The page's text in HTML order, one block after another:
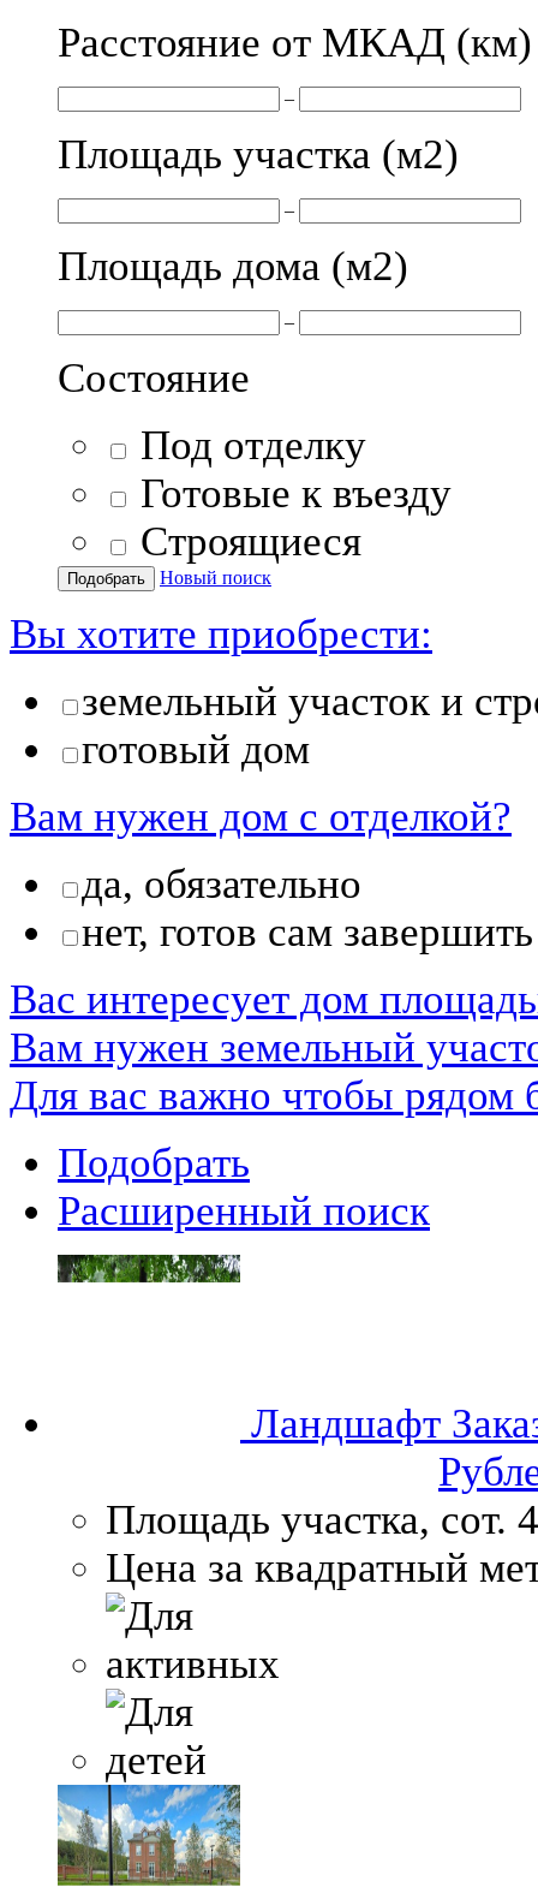
Расстояние от МКАД (км)
–
Площадь участка (м2)
–
Площадь дома (м2)
–
Состояние
Под отделку
Готовые к въезду
Строящиеся
Новый поиск
Вы хотите приобрести:
земельный участок и
готовый дом
Вам нужен дом с отделкой?
да, обязательно
нет, готов сам
Вас интересует дом
Вам нужен земельный
Для вас важно чтобы рядом
Подобрать
Расширенный поиск
Ландшафт
Площадь участка, сот.
Цена за квадратный